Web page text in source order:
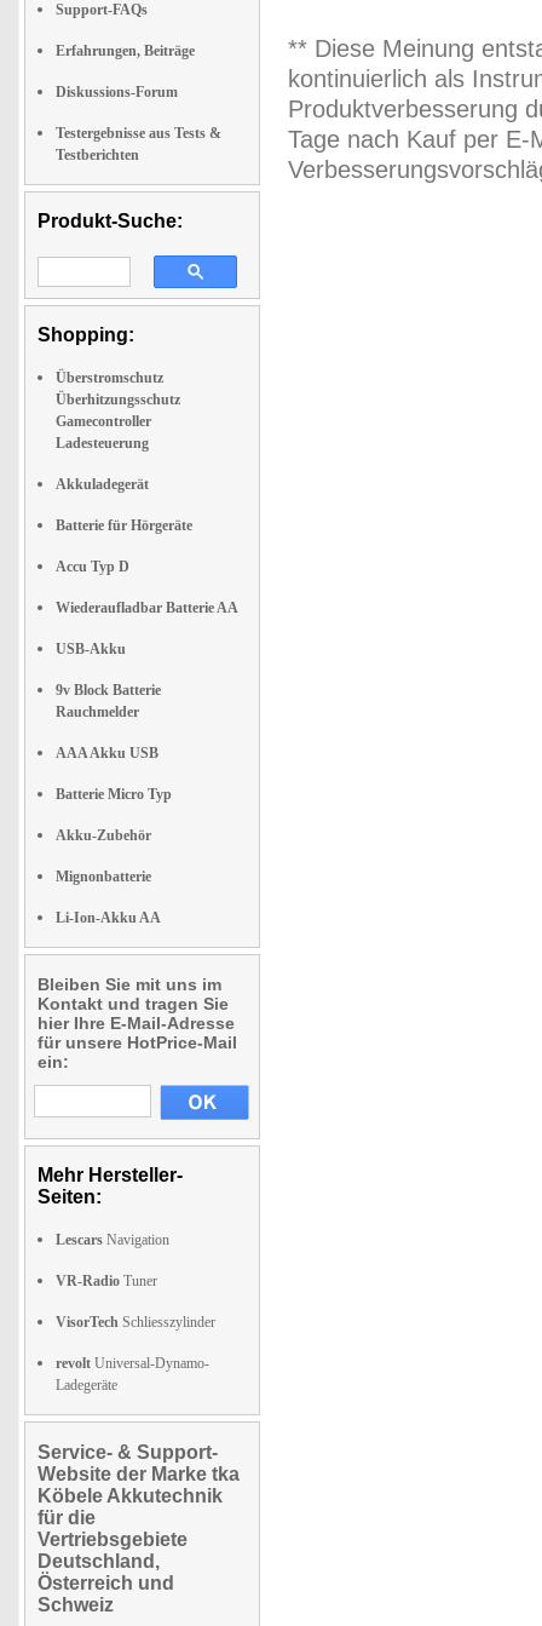
Support-FAQs
Erfahrungen, Beiträge
Diskussions-Forum
Testergebnisse aus Tests &
Testberichten
Produkt-Suche:
Shopping:
Überstromschutz
Überhitzungsschutz
Gamecontroller
Ladesteuerung
Akkuladegerät
Batterie für Hörgeräte
Accu Typ D
Wiederaufladbar Batterie AA
USB-Akku
9v Block Batterie
Rauchmelder
AAA Akku USB
Batterie Micro Typ
Akku-Zubehör
Mignonbatterie
Li-Ion-Akku AA
Bleiben Sie mit uns im
Kontakt und tragen Sie
hier Ihre E-Mail-Adresse
für unsere HotPrice-Mail
ein:
Mehr Hersteller-
Seiten:
Lescars Navigation
VR-Radio Tuner
VisorTech Schliesszylinder
revolt Universal-Dynamo-
Ladegeräte
Service- & Support-
Website der Marke tka
Köbele Akkutechnik
für die
Vertriebsgebiete
Deutschland,
Österreich und
Schweiz
** Diese Meinung
kontinuierlich als
Produktverbesserung
Tage nach Kauf per E-